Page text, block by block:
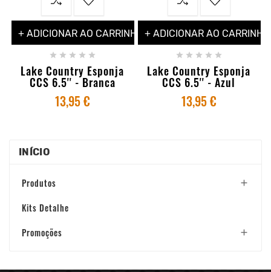
+ ADICIONAR AO CARRINHO
    
Lake Country Esponja
CCS 6.5'' - Branca
13,95 €
+ ADICIONAR AO CARRINHO
    
Lake Country Esponja
CCS 6.5'' - Azul
13,95 €
INÍCIO
Produtos 
Kits Detalhe
Promoções
